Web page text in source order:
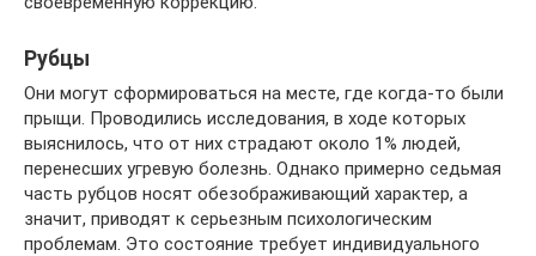
Рубцы
Они могут сформироваться на месте, где когда-то были
прыщи. Проводились исследования, в ходе которых
выяснилось, что от них страдают около 1% людей,
перенесших угревую болезнь. Однако примерно седьмая
часть рубцов носят обезображивающий характер, а
значит, приводят к серьезным психологическим
проблемам. Это состояние требует индивидуального